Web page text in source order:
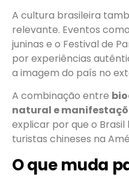
A cultura brasileira
relevante. Eventos
juninas e o Festival de
por experiências
a imagem do país no
A combinação entre
natural e
explicar por que o Brasil
turistas chineses na
O que muda